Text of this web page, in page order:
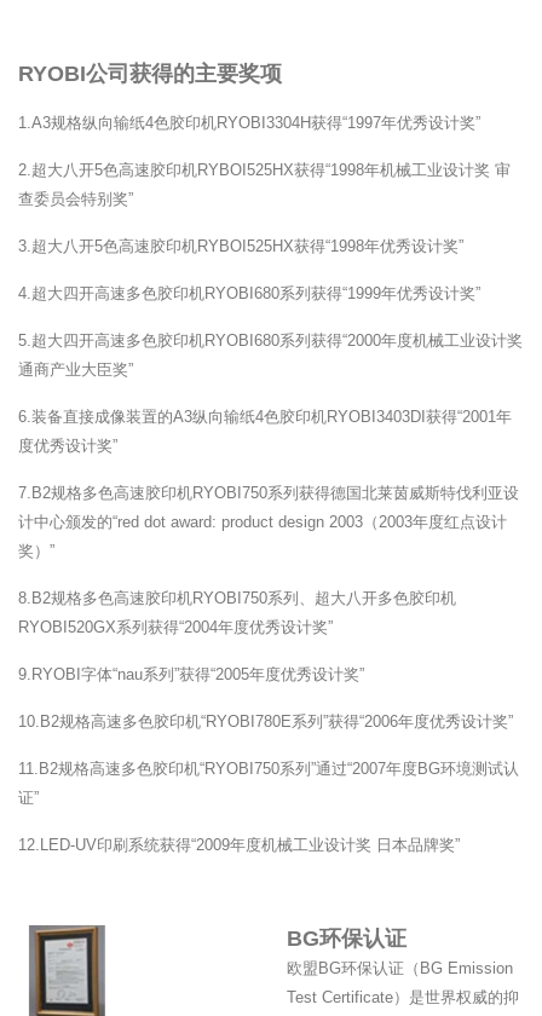
RYOBI公司获得的主要奖项
1.A3规格纵向输纸4色胶印机RYOBI3304H获得“1997年优秀设计奖”
2.超大八开5色高速胶印机RYBOI525HX获得“1998年机械工业设计奖 审
查委员会特别奖”
3.超大八开5色高速胶印机RYBOI525HX获得“1998年优秀设计奖”
4.超大四开高速多色胶印机RYOBI680系列获得“1999年优秀设计奖”
5.超大四开高速多色胶印机RYOBI680系列获得“2000年度机械工业设计奖
通商产业大臣奖”
6.装备直接成像装置的A3纵向输纸4色胶印机RYOBI3403DI获得“2001年
度优秀设计奖”
7.B2规格多色高速胶印机RYOBI750系列获得德国北莱茵威斯特伐利亚设
计中心颁发的“red dot award: product design 2003（2003年度红点设计
奖）”
8.B2规格多色高速胶印机RYOBI750系列、超大八开多色胶印机
RYOBI520GX系列获得“2004年度优秀设计奖”
9.RYOBI字体“nau系列”获得“2005年度优秀设计奖”
10.B2规格高速多色胶印机“RYOBI780E系列”获得“2006年度优秀设计奖”
11.B2规格高速多色胶印机“RYOBI750系列”通过“2007年度BG环境测试认
证”
12.LED-UV印刷系统获得“2009年度机械工业设计奖 日本品牌奖”
BG环保认证
欧盟BG环保认证（BG Emission
Test Certificate）是世界权威的抑